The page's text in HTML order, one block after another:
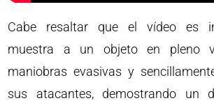
Cabe resaltar que el vídeo es
muestra a un objeto en pleno
maniobras evasivas y
sus atacantes, demostrando un